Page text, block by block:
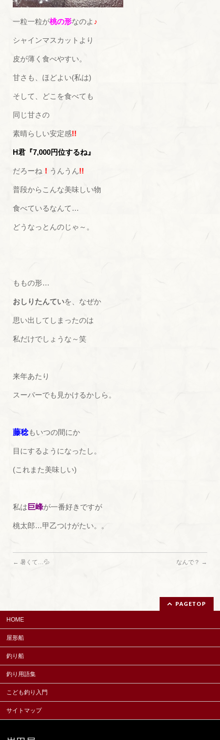
一粒一粒が桃の形なのよ ♪
シャインマスカットより
皮が薄く食べやすい。
甘さも、ほどよい(私は)
そして、どこを食べても
同じ甘さの
素晴らしい安定感!!
H君『7,000円位するね』
だろーね ！ うんうん!!
普段からこんな美味しい物
食べているなんて…
どうなっとんのじゃ～。
ももの形…
おしりたんていを、なぜか
思い出してしまったのは
私だけでしょうな～笑
来年あたり
スーパーでも見かけるかしら。
藤稔もいつの間にか
目にするようになったし。
(これまた美味しい)
私は 巨峰が一番好きですが
桃太郎…甲乙つけがたい。。
← 暑くて…💦 なんで？ →
PAGETOP
HOME
屋形船
釣り船
釣り用語集
こども釣り入門
サイトマップ